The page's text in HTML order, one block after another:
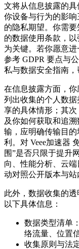
文将从信息披露的
你设备与行为的影
的隐私期望。你需
的数据使用条款，
为关键。若你愿意
参考 GDPR 要点与
私与数据安全指南，
在信息披露方面，
列出收集的个人数
享的具体情形；其
及你如何获取和追
输，应明确传输目
利。对 Veee加速器
围”是否只限于提升
向、性能分析、云
动对照公开版本与站
此外，数据收集的
以下具体信息：
数据类型清单
络流量、位置
收集原则与法